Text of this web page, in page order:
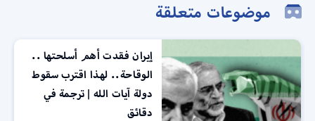
موضوعات متعلقة
إيران فقدت أهم أسلحتها ..
الوقاحة.. لهذا اقترب سقوط
دولة آيات الله | ترجمة في
دقائق